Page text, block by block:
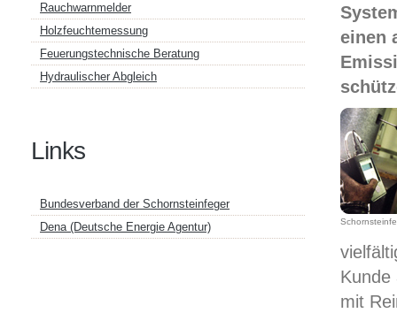
einen
Kunde
mit
Rauchwarnmelder
Holzfeuchtemessung
Feuerungstechnische Beratung
Hydraulischer Abgleich
Links
Bundesverband der Schornsteinfeger
Dena (Deutsche Energie Agentur)